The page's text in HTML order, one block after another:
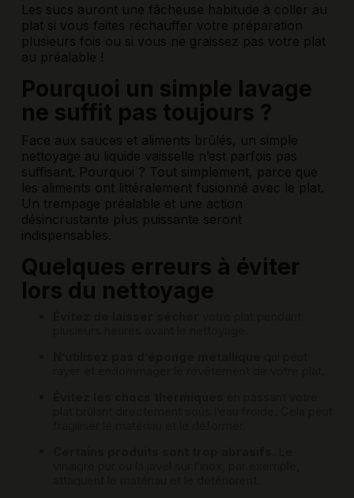
Les sucs auront une fâcheuse habitude à coller au
plat si vous faites réchauffer votre préparation
plusieurs fois ou si vous ne graissez pas votre plat
au préalable !
Pourquoi un simple lavage
ne suffit pas toujours ?
Face aux sauces et aliments brûlés, un simple
nettoyage au liquide vaisselle n’est parfois pas
suffisant. Pourquoi ? Tout simplement, parce que
les aliments ont littéralement fusionné avec le plat.
Un trempage préalable et une action
désincrustante plus puissante seront
indispensables.
Quelques erreurs à éviter
lors du nettoyage